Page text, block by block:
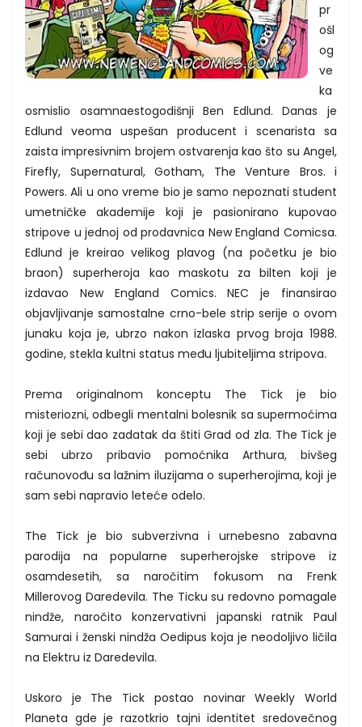
pr
ošl
og
ve
ka
osmislio osamnaestogodišnji Ben Edlund. Danas je
Edlund veoma uspešan producent i scenarista sa
zaista impresivnim brojem ostvarenja kao što su Angel,
Firefly, Supernatural, Gotham, The Venture Bros. i
Powers. Ali u ono vreme bio je samo nepoznati student
umetničke akademije koji je pasionirano kupovao
stripove u jednoj od prodavnica New England Comicsa.
Edlund je kreirao velikog plavog (na početku je bio
braon) superheroja kao maskotu za bilten koji je
izdavao New England Comics. NEC je finansirao
objavljivanje samostalne crno-bele strip serije o ovom
junaku koja je, ubrzo nakon izlaska prvog broja 1988.
godine, stekla kultni status među ljubiteljima stripova.
Prema originalnom konceptu The Tick je bio
misteriozni, odbegli mentalni bolesnik sa supermoćima
koji je sebi dao zadatak da štiti Grad od zla. The Tick je
sebi ubrzo pribavio pomoćnika Arthura, bivšeg
računovođu sa lažnim iluzijama o superherojima, koji je
sam sebi napravio leteće odelo.
The Tick je bio subverzivna i urnebesno zabavna
parodija na popularne superherojske stripove iz
osamdesetih, sa naročitim fokusom na Frenk
Millerovog Daredevila. The Ticku su redovno pomagale
nindže, naročito konzervativni japanski ratnik Paul
Samurai i ženski nindža Oedipus koja je neodoljivo ličila
na Elektru iz Daredevila.
Uskoro je The Tick postao novinar Weekly World
Planeta gde je razotkrio tajni identitet sredovečnog